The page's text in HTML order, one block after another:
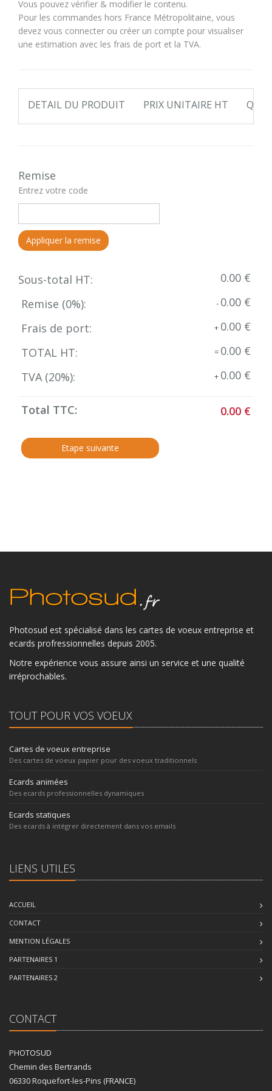
Vous pouvez vérifier & modifier le contenu.
Pour les commandes hors France Métropolitaine, vous
devez vous connecter ou créer un compte pour visualiser
une estimation avec les frais de port et la TVA.
DETAIL DU PRODUIT PRIX UNITAIRE HT
Remise
Entrez votre code
Appliquer la remise
Sous-total HT:
0.00 €
Remise (0%): - 0.00 €
Frais de port:
+ 0.00 €
TOTAL HT:
= 0.00 €
TVA (20%): + 0.00 €
Total TTC: 0.00 €
Photosud est spécialisé dans les cartes de voeux entreprise et
ecards profressionnelles depuis 2005.
Notre expérience vous assure ainsi un service et une qualité
irréprochables.
TOUT POUR VOS VOEUX
Cartes de voeux entreprise
Des cartes de voeux papier pour des voeux traditionnels
Ecards animées
Des ecards professionnelles dynamiques
Ecards statiques
Des ecards à intégrer directement dans vos emails
LIENS UTILES
ACCUEIL
CONTACT
MENTION LÉGALES
PARTENAIRES 1
PARTENAIRES 2
CONTACT
PHOTOSUD
Chemin des Bertrands
06330 Roquefort-les-Pins (FRANCE)